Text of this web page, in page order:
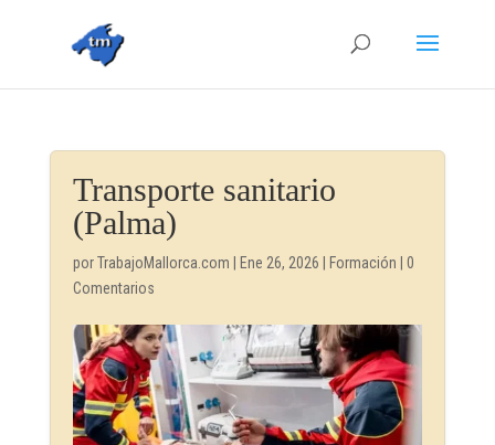
Transporte sanitario
(Palma)
porTrabajoMallorca.com Ene 26, 2026 Formación
0
Comentarios